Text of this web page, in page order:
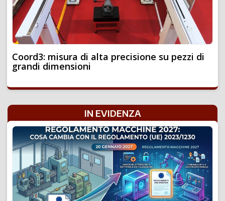
Coord3: misura di alta precisione su pezzi di
grandi dimensioni
IN EVIDENZA